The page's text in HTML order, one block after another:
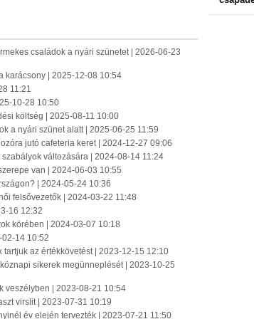
családok a nyári szünetet | 2026-06-23
karácsony | 2025-12-08 10:54
11:21
10-28 10:50
költség | 2025-08-11 10:00
a nyári szünet alatt | 2025-06-25 11:59
jutó cafeteria keret | 2024-12-27 09:06
változására | 2024-08-14 11:24
van | 2024-06-03 10:55
| 2024-05-24 10:36
felsővezetők | 2024-03-22 11:48
16 12:32
körében | 2024-03-07 10:18
14 10:52
az értékkövetést | 2023-12-15 12:10
sikerek megünneplését | 2023-10-25
veszélyben | 2023-08-21 10:54
virslit | 2023-07-31 10:19
év elején tervezték | 2023-07-21 11:50